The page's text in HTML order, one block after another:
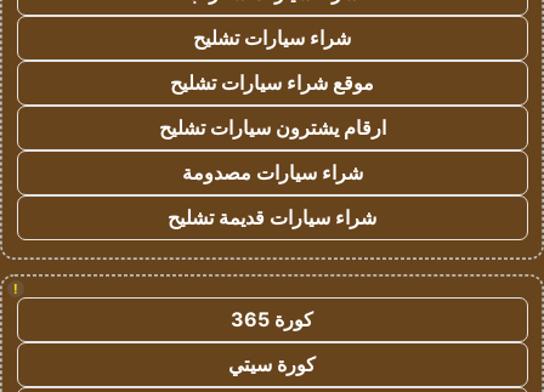
شراء سيارات تشليح
موقع شراء سيارات تشليح
ارقام يشترون سيارات تشليح
شراء سيارات مصدومة
شراء سيارات قديمة تشليح
!
كورة 365
كورة سيتي